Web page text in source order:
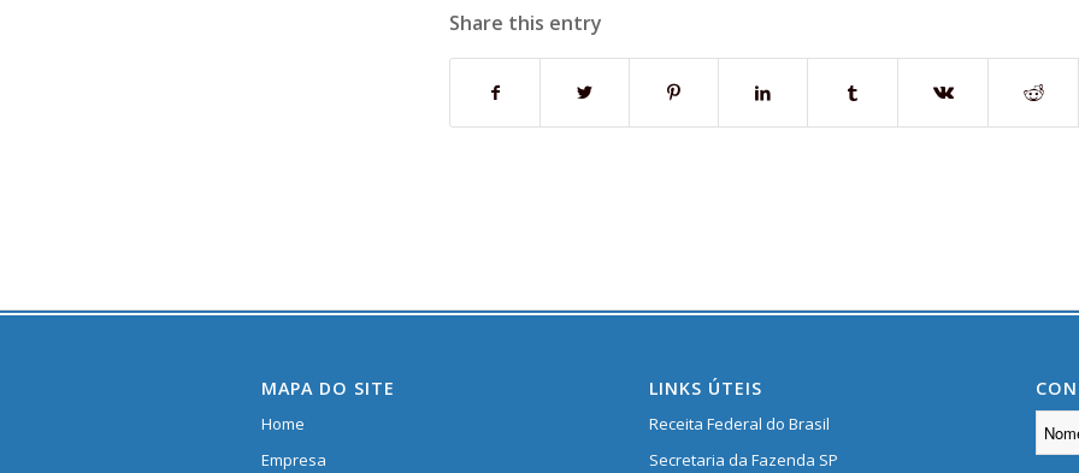
Share this entry
MAPA DO SITE
Home
Empresa
LINKS ÚTEIS
Receita Federal do Brasil
Secretaria da Fazenda SP